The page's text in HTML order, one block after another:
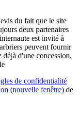
du fait que le site
deux partenaires
est invité à
peuvent fournir
d'une concession,
de confidentialité
(nouvelle fenêtre) de